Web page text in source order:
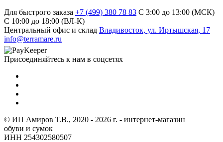
Для быстрого заказа +7 (499) 380 78 83 С 3:00 до 13:00 (МСК)
C 10:00 до 18:00 (ВЛ-К)
Центральный офис и склад Владивосток, ул. Иртышская, 17
info@terramare.ru
Присоединяйтесь к нам в соцсетях
© ИП Амиров Т.В., 2020 - 2026 г. - интернет-магазин
обуви и сумок
ИНН 254302580507